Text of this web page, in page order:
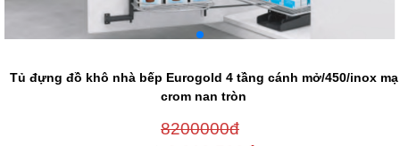
Tủ đựng đồ khô nhà bếp Eurogold 4 tầng cánh mở/450/inox mạ
crom nan tròn
8200000đ